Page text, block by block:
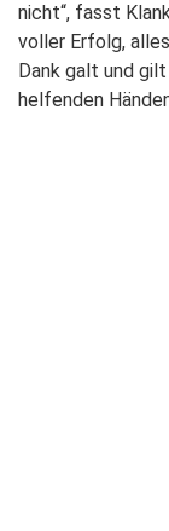
nicht“, fasst
voller Erfolg,
Dank galt und
helfenden